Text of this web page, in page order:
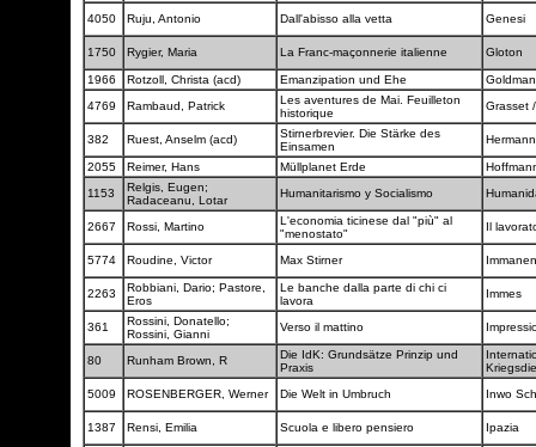
4050 Ruju, Antonio Dall'abisso alla vetta Genesi
1750 Rygier, Maria La Franc-maçonnerie italienne Gloton
1966 Rotzoll, Christa (acd) Emanzipation und Ehe
4769
Rambaud, Patrick
Les aventures de Mai. Feuilleton
historique
Grasset
382 Ruest, Anselm (acd)
Stirnerbrevier. Die Stärke des
Einsamen
2055 Reimer, Hans Müllplanet Erde
1153
Relgis, Eugen;
Radaceanu, Lotar
Humanitarismo y Socialismo
2667 Rossi, Martino
L'economia ticinese dal "più" al
"menostato"
Il
5774 Roudine, Victor Max Stirner
2263
Robbiani, Dario; Pastore,
Eros
Le banche dalla parte di chi ci
lavora
Immes
361
Rossini, Donatello;
Rossini, Gianni
Verso il mattino
80 Runham Brown, R
Die IdK: Grundsätze Prinzip und
Praxis
5009
ROSENBERGER, Werner Die Welt in Umbruch Inwo
1387 Rensi, Emilia Scuola e libero pensiero Ipazia